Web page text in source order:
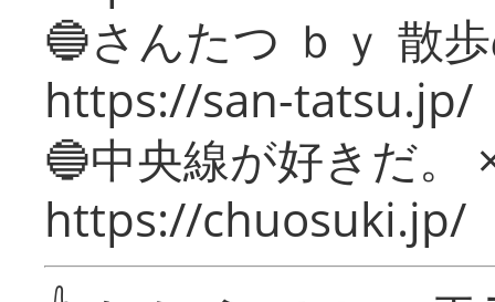
🔵さんたつ ｂｙ 散
https://san-tatsu.jp/
🔵中央線が好きだ。
https://chuosuki.jp/